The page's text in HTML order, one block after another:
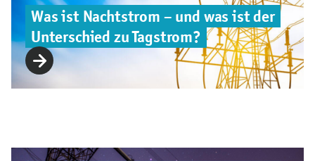
Was ist Nachtstrom – und was ist der
Unterschied zu Tagstrom?